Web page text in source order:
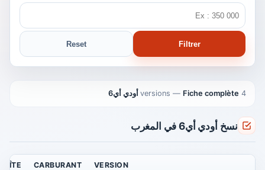
Filtrer
Reset
4 versions
— Fiche complète أودي أي6
نسخ أودي أي6 في المغرب
VERSION
CARBURANT